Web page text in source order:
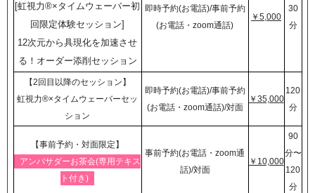
[虹視力®︎×タイムウェーバー初
回限定体験セッション]
12次元から具現化を加速させ
る！オーダー添削セッション
即時予約(お電話)/事前予約
(お電話・zoom通話)
￥5,000
30
分
【2回目以降のセッション】
虹視力®︎×タイムウェーバーセッ
ション
即時予約(お電話)/事前予約
(お電話・zoom通話)/対面
￥35,000
120
分
【事前予約・対面限定】
アンバサダーお茶会(専用テキス
ト付き)
事前予約(お電話・zoom通
話)/対面
￥10,000
90
分〜
120
分